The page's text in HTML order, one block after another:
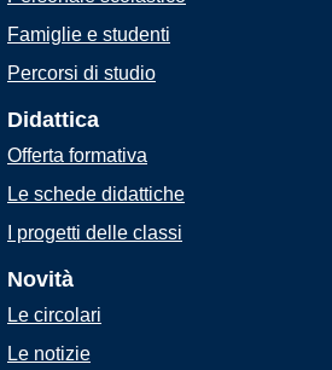
Famiglie e studenti
Percorsi di studio
Didattica
Offerta formativa
Le schede didattiche
I progetti delle classi
Novità
Le circolari
Le notizie